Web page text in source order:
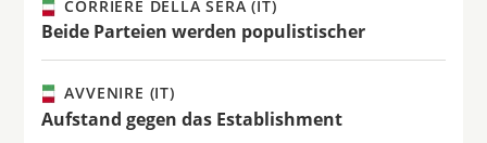
CORRIERE DELLA SERA (IT)
Beide Parteien werden populistischer
AVVENIRE (IT)
Aufstand gegen das Establishment